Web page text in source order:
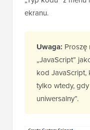
ekranu.
Uwaga:
„JavaScript”
kod JavaScript,
tylko wtedy,
uniwersalny”.